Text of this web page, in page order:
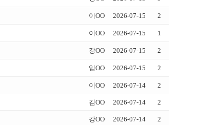
이OO 2026-07-15 2
이OO 2026-07-15 1
강OO 2026-07-15 2
임OO 2026-07-15 2
이OO 2026-07-14 2
김OO 2026-07-14 2
강OO 2026-07-14 2